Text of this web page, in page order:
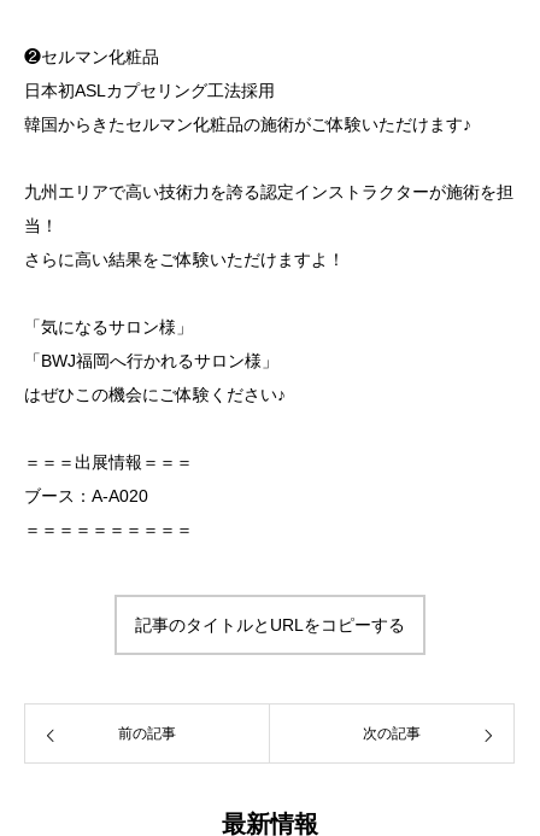
❷セルマン化粧品
日本初ASLカプセリング工法採用
韓国からきたセルマン化粧品の施術がご体験いただけます♪
九州エリアで高い技術力を誇る認定インストラクターが施術を担
当！
さらに高い結果をご体験いただけますよ！
「気になるサロン様」
「BWJ福岡へ行かれるサロン様」
はぜひこの機会にご体験ください♪
＝＝＝出展情報＝＝＝
ブース：A-A020
＝＝＝＝＝＝＝＝＝＝
記事のタイトルとURLをコピーする
前の記事 次の記事
最新情報